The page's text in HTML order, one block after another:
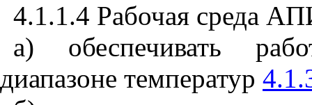
4.1.1.4 Рабочая среда
а) обеспечивать
диапазоне температур